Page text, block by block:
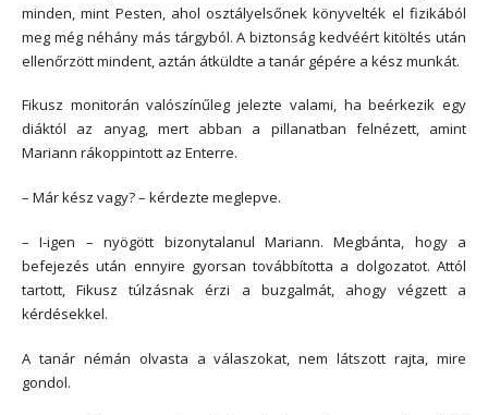
minden, mint Pesten, ahol osztályelsőnek könyvelték el fizikából
meg még néhány más tárgyból. A biztonság kedvéért kitöltés után
ellenőrzött mindent, aztán átküldte a tanár gépére a kész munkát.
Fikusz monitorán valószínűleg jelezte valami, ha beérkezik egy
diáktól az anyag, mert abban a pillanatban felnézett, amint
Mariann rákoppintott az Enterre.
– Már kész vagy? – kérdezte meglepve.
– I-igen – nyögött bizonytalanul Mariann. Megbánta, hogy a
befejezés után ennyire gyorsan továbbította a dolgozatot. Attól
tartott, Fikusz túlzásnak érzi a buzgalmát, ahogy végzett a
kérdésekkel.
A tanár némán olvasta a válaszokat, nem látszott rajta, mire
gondol.